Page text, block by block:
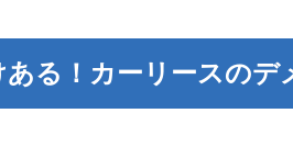
ある！カーリースのデ